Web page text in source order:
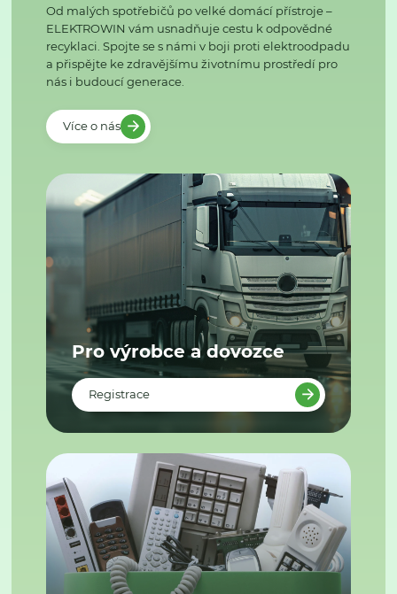
Od malých spotřebičů po velké domácí přístroje –
ELEKTROWIN vám usnadňuje cestu k odpovědné
recyklaci. Spojte se s námi v boji proti elektroodpadu
a přispějte ke zdravějšímu životnímu prostředí pro
nás i budoucí generace.
Více o nás
Pro výrobce a dovozce
Registrace